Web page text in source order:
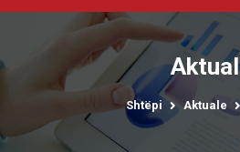
Aktual
Shtëpi Aktuale